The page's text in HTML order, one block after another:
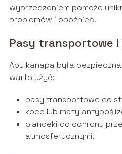
wyprzedzeniem pomoże
problemów i opóźnień.
Pasy transportowe i
Aby kanapa była
warto użyć:
pasy transportowe do
koce lub maty
plandeki do ochrony
atmosferycznymi.